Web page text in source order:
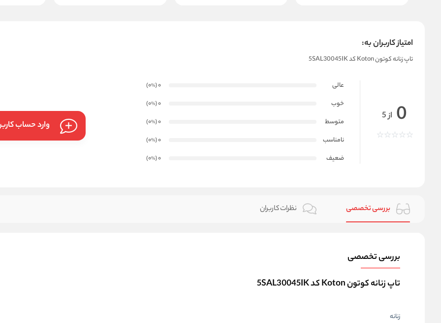
امتیاز کاربران به:
تاپ زنانه کوتون Koton کد 5SAL30045IK
0 از 5
عالی 0
(0
%
)
خوب
0
(0
%
)
متوسط
0
(0
%
)
نامناسب
0
(0
%
)
ضعیف
0
(0
%
)
وارد حساب
بررسی تخصصی نظرات کاربران
بررسی تخصصی
تاپ زنانه کوتون Koton کد 5SAL30045IK
زنانه